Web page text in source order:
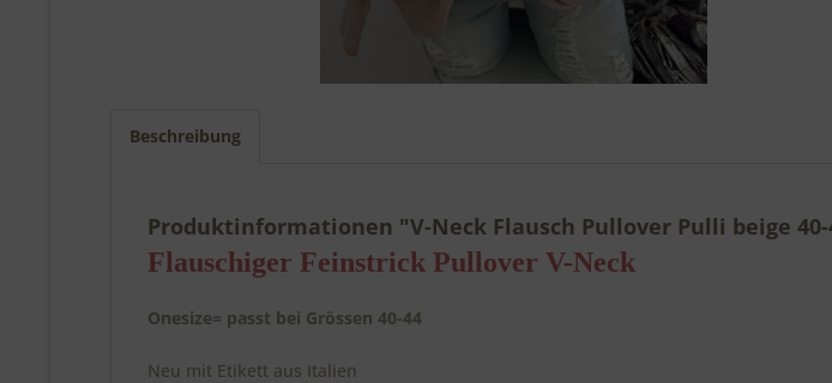
Beschreibung
Produktinformationen "V-Neck Flausch Pullover Pulli beige
Flauschiger Feinstrick Pullover V-Neck
Onesize= passt bei Grössen 40-44
Neu mit Etikett aus Italien